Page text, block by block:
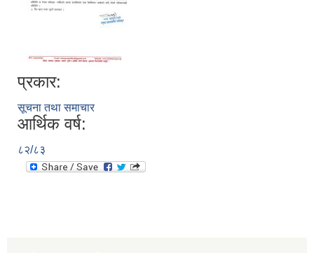
प्रकार:
सूचना तथा समाचार
आर्थिक वर्ष:
८२/८३